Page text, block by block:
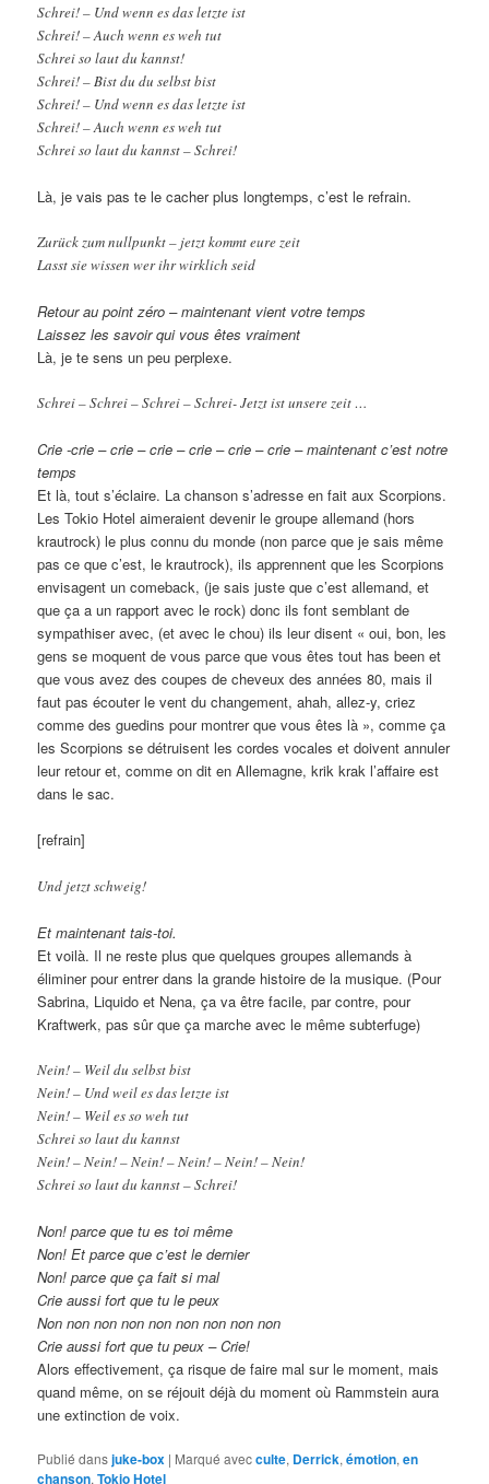
Schrei! – Und wenn es das letzte ist
Schrei! – Auch wenn es weh tut
Schrei so laut du kannst!
Schrei! – Bist du du selbst bist
Schrei! – Und wenn es das letzte ist
Schrei! – Auch wenn es weh tut
Schrei so laut du kannst – Schrei!
Là, je vais pas te le cacher plus longtemps, c’est le refrain.
Zurück zum nullpunkt – jetzt kommt eure zeit
Lasst sie wissen wer ihr wirklich seid
Retour au point zéro – maintenant vient votre temps
Laissez les savoir qui vous êtes vraiment
Là, je te sens un peu perplexe.
Schrei – Schrei – Schrei – Schrei- Jetzt ist unsere zeit …
Crie -crie – crie – crie – crie – crie – crie – maintenant c’est notre
temps
Et là, tout s’éclaire. La chanson s’adresse en fait aux Scorpions.
Les Tokio Hotel aimeraient devenir le groupe allemand (hors
krautrock) le plus connu du monde (non parce que je sais même
pas ce que c’est, le krautrock), ils apprennent que les Scorpions
envisagent un comeback, (je sais juste que c’est allemand, et
que ça a un rapport avec le rock) donc ils font semblant de
sympathiser avec, (et avec le chou) ils leur disent « oui, bon, les
gens se moquent de vous parce que vous êtes tout has been et
que vous avez des coupes de cheveux des années 80, mais il
faut pas écouter le vent du changement, ahah, allez-y, criez
comme des guedins pour montrer que vous êtes là », comme ça
les Scorpions se détruisent les cordes vocales et doivent annuler
leur retour et, comme on dit en Allemagne, krik krak l’affaire est
dans le sac.
[refrain]
Und jetzt schweig!
Et maintenant tais-toi.
Et voilà. Il ne reste plus que quelques groupes allemands à
éliminer pour entrer dans la grande histoire de la musique. (Pour
Sabrina, Liquido et Nena, ça va être facile, par contre, pour
Kraftwerk, pas sûr que ça marche avec le même subterfuge)
Nein! – Weil du selbst bist
Nein! – Und weil es das letzte ist
Nein! – Weil es so weh tut
Schrei so laut du kannst
Nein! – Nein! – Nein! – Nein! – Nein! – Nein!
Schrei so laut du kannst – Schrei!
Non! parce que tu es toi même
Non! Et parce que c’est le dernier
Non! parce que ça fait si mal
Crie aussi fort que tu le peux
Non non non non non non non non non
Crie aussi fort que tu peux – Crie!
Alors effectivement, ça risque de faire mal sur le moment, mais
quand même, on se réjouit déjà du moment où Rammstein aura
une extinction de voix.
Publié dansjuke-box | Marqué avecculte, Derrick,émotion,en
chanson,Tokio Hotel